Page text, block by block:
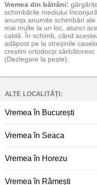
Vremea din bătrâni:
schimbările mediului
anunța anumite schimbări
mai multe la un loc, atunci
caldă. În schimb, când
adăpost pe la streșinile
creștini ortodocși
(Dezlegare la pește).
ALTE LOCALITĂȚI:
Vremea în București
Vremea în Seaca
Vremea în Horezu
Vremea în Râmești